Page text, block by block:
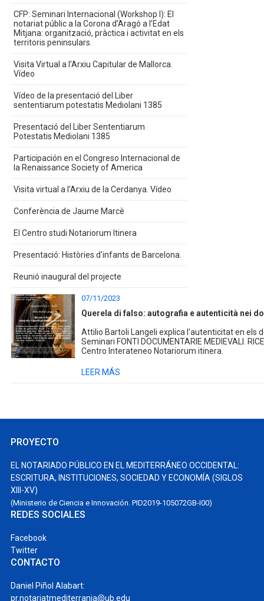
CFP: Seminari Internacional (Workshop I): El
notariat públic a la Corona d’Aragó a l’Edat
Mitjana: organització, pràctica i activitat en els
territoris peninsulars.
Visita Virtual a l'Arxiu Capitular de Mallorca.
Vídeo
Vídeo de la presentació del Liber
sententiarum potestatis Mediolani 1385
Presentació del Liber Sententiarum
Potestatis Mediolani 1385
Participación en el Congreso Internacional de
la Renaissance Society of America
Visita virtual a l'Arxiu de la Cerdanya. Vídeo
Conferència de Jaume Marcè
El Centro studi Notariorum Itinera
Presentació: Històries d'infants de Barcelona.
Reunió inaugural del projecte
07/11/2023
Querela di falso: autografia e autenticità nei
Attilio Bartoli Langeli explica l'autenticitat en els
Seminari FONTI DOCUMENTARIE MEDIEVALI.
Centro Interateneo Notariorum itinera.
LEER MÁS
PROYECTO
EL NOTARIADO PÚBLICO EN EL MEDITERRÁNEO OCCIDENTAL:
ESCRITURA, INSTITUCIONES, SOCIEDAD Y ECONOMÍA (SIGLOS
XIII-XV)
(Ministerio de Ciencia e Innovación. PID2019-105072GB-I00)
REDES SOCIALES
Facebook
Twitter
CONTACTO
Daniel Piñol Alabart:
pr.notariatmediterrania@ub.edu